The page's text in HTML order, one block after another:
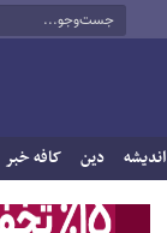
اندیشه دین کافه خبر